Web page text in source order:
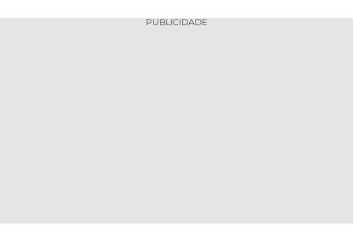
ONLINE
PAULO
COPA
PUBLICIDADE